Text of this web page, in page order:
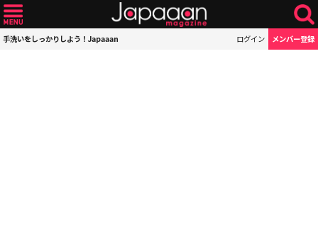
手洗いをしっかりしよう！Japaaan ログイン メンバー登録